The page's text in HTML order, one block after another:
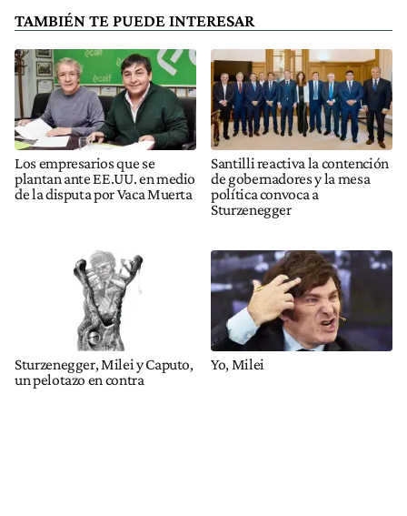
TAMBIÉN TE PUEDE INTERESAR
Los empresarios que se
plantan ante EE.UU. en medio
de la disputa por Vaca Muerta
Santilli reactiva la contención
de gobernadores y la mesa
política convoca a
Sturzenegger
Sturzenegger, Milei y Caputo,
un pelotazo en contra
Yo, Milei